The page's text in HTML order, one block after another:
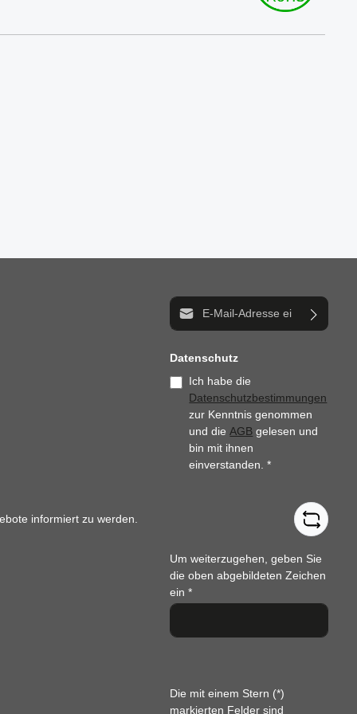
informiert zu werden.
E-Mail-Adresse*
Datenschutz
Ich habe die
Datenschutzbestimmungen
zur Kenntnis genommen
und dieAGB gelesen und
bin mit ihnen
einverstanden.*
Um weiterzugehen, geben Sie
die oben abgebildeten Zeichen
ein*
Die mit einem Stern (*)
markierten Felder sind